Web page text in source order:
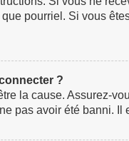
pourriel. Si vous
?
la cause. Assurez-
pas avoir été banni.